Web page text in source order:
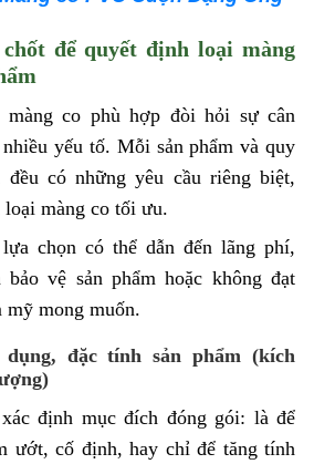
để quyết định loại màng
màng co phù hợp đòi hỏi sự cân
yếu tố. Mỗi sản phẩm và quy
có những yêu cầu riêng biệt,
loại màng co tối ưu.
chọn có thể dẫn đến lãng phí,
bảo vệ sản phẩm hoặc không đạt
mong muốn.
đặc tính sản phẩm (kích
định mục đích đóng gói: là để
ướt, cố định, hay chỉ để tăng tính